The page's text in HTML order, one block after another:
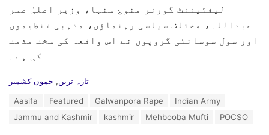
لیفٹیننٹ گورنر منوج سنہا، وزیر اعلیٰ عمر
عبداللہ، مختلف سیاسی رہنماؤں، مذہبی تنظیموں
اور سول سوسائٹی گروپوں نے اس واقعہ کی سخت مذمت
کی ہے۔
C
تازہ ترین, جموں کشمیر
Aasifa Featured Galwanpora Rape
Indian Army
Jammu and Kashmir
kashmir Mehbooba Mufti POCSO